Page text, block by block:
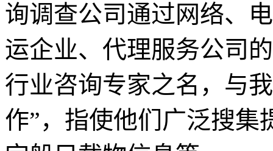
询调查公司通过网络、
运企业、代理服务公司
行业咨询专家之名，与
作”，指使他们广泛搜集